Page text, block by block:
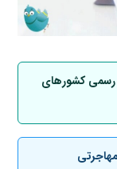
رسمی کشورهای